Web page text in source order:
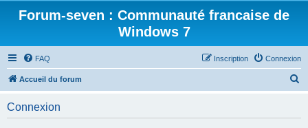
Forum-seven : Communauté francaise de
Windows 7
FAQ Connexion
Inscription
Accueil du forum
Connexion